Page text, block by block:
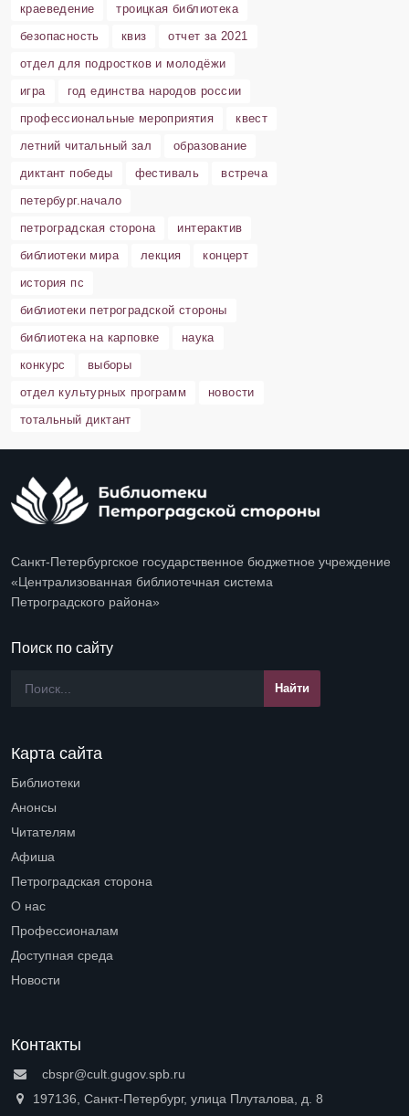
краеведение
троицкая библиотека
безопасность
квиз
отчет за 2021
отдел для подростков и молодёжи
игра
год единства народов россии
профессиональные мероприятия
квест
летний читальный зал
образование
диктант победы
фестиваль
встреча
петербург.начало
петроградская сторона
интерактив
библиотеки мира
лекция
концерт
история пс
библиотеки петроградской стороны
библиотека на карповке
наука
конкурс
выборы
отдел культурных программ
новости
тотальный диктант
Санкт-Петербургское государственное бюджетное учреждение
«Централизованная библиотечная система
Петроградского района»
Поиск по сайту
Карта сайта
Библиотеки
Анонсы
Читателям
Афиша
Петроградская сторона
О нас
Профессионалам
Доступная среда
Новости
Контакты
cbspr@cult.gugov.spb.ru
197136, Санкт-Петербург, улица Плуталова, д. 8